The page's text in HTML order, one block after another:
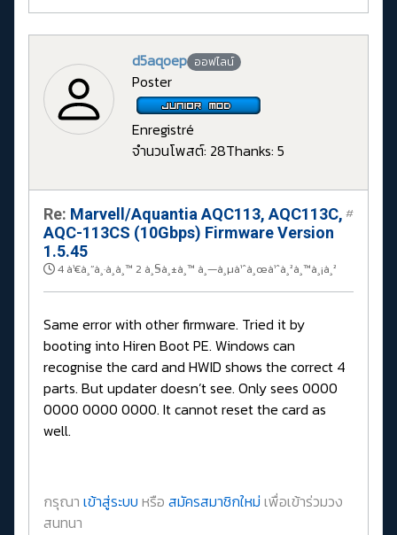
d5aqoep ออฟไลน์
Poster
Enregistré
จำนวนโพสต์: 28Thanks: 5
Re: Marvell/Aquantia AQC113, AQC113C,
AQC-113CS (10Gbps) Firmware Version
1.5.45
4 à¹€à¸”à¸·à¸­à¸™ 2 à¸§à¸±à¸™ à¸—à¸µà¹ˆà¸œà¹ˆà¸²à¸™à¸¡à¸²
#
Same error with other firmware. Tried it by
booting into Hiren Boot PE. Windows can
recognise the card and HWID shows the correct 4
parts. But updater doesn’t see. Only sees 0000
0000 0000 0000. It cannot reset the card as
well.
กรุณา เข้าสู่ระบบ หรือ สมัครสมาชิกใหม่ เพื่อเข้าร่วมวง
สนทนา